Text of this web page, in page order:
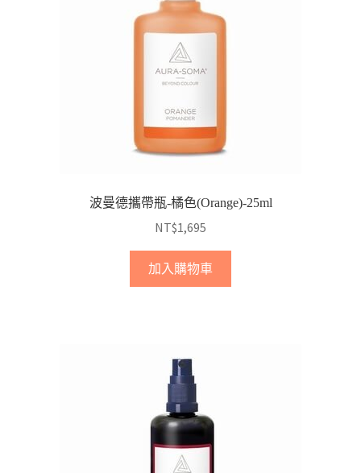
波曼德攜帶瓶-橘色(Orange)-25ml
NT$1,695
加入購物車